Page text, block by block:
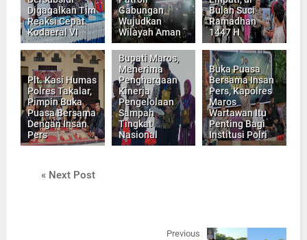
Digagalkan Tim
Reaksi Cepat
Kodaeral VI
Gabungan
Wujudkan
Wilayah Aman
Bulan Suci
Ramadhan
1447 H
Plt. Kasi Humas
Polres Takalar,
Pimpin Buka
Puasa Bersama
Dengan Insan
Pers
Bupati Maros,
Menerima
Penghargaan
Kinerja
Pengelolaan
Sampah
Tingkat
Nasional
Buka Puasa
Bersama Insan
Pers, Kapolres
Maros
Wartawan Itu
Penting Bagi
Institusi Polri
« Next Post
Previous